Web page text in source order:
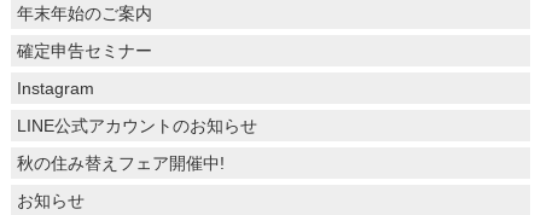
年末年始のご案内
確定申告セミナー
Instagram
LINE公式アカウントのお知らせ
秋の住み替えフェア開催中!
お知らせ